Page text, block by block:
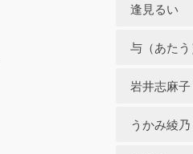
逢見るい
与（あたう
岩井志麻子
うかみ綾乃